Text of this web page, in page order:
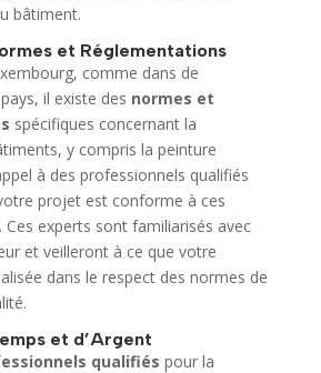
bâtiment.
et Réglementations
comme dans de
il existe des normes et
spécifiques concernant la
y compris la peinture
à des professionnels qualifiés
projet est conforme à ces
Ces experts sont familiarisés avec
et veilleront à ce que votre
dans le respect des normes de
et d’Argent
qualifiés pour la